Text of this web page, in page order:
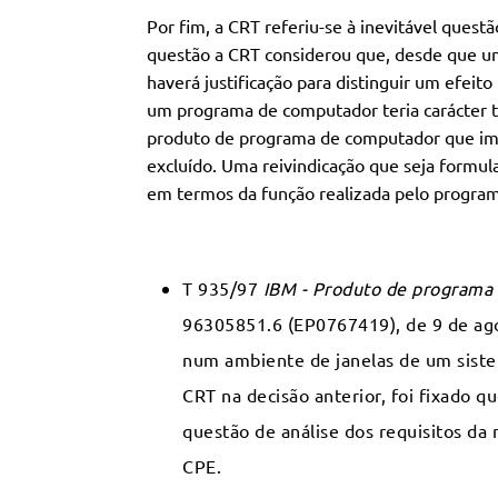
Por fim, a CRT referiu-se à inevitável
questão a CRT considerou que, desde que
haverá justificação para distinguir um
um programa de computador teria
produto de programa de computador que
excluído. Uma reivindicação que seja
em termos da função realizada pelo
T 935/97 IBM - Produto de
96305851.6 (EP0767419), de 9 de
num ambiente de janelas de um
CRT na decisão anterior, foi fixado
questão de análise dos requisitos
CPE.